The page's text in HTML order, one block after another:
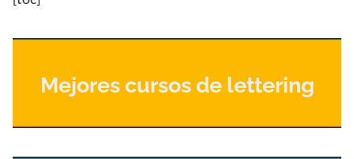
Mejores cursos de lettering